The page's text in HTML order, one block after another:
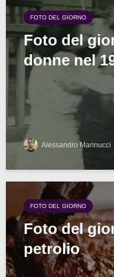
FOTO DEL GIORNO
Foto del
donne nel
Alessandro Marinucci
FOTO DEL GIORNO
Foto del
petrolio